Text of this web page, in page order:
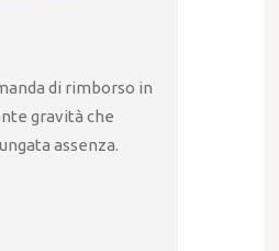
di rimborso in
gravità che
assenza.